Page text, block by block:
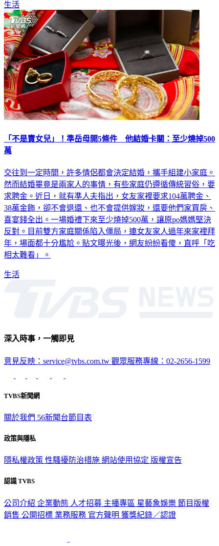
生活
「不是賣女兒」！準岳母開5條件 他結婚卡關：至少燒掉500
萬
交往到一定時間，許多情侶都會決定結婚，攜手組建小家庭。
然而結婚畢竟是兩家人的事情，有些家庭仍遵循傳統習俗，要
求聘金。近日，就有準人夫指出，女友家裡要求104萬聘金、
38萬金飾，卻不會退還、也不會提供嫁妝，還要他們家買房、
喜宴錢全出。一場婚禮下來至少燒掉500萬，讓原po媽媽堅決
反對。目前雙方家庭關係陷入僵局，連女友家人過年來家裡拜
年，場面都十分尷尬。貼文曝光後，網友紛紛看傻，直呼「吃
相太難看」。
生活
深入時事，一觸即見
意見反映：service@tvbs.com.tw 觀眾服務專線：02-2656-1599
TVBS新聞網
關於我們 56新聞台節目表
政策與隱私
隱私權政策 性騷擾防治措施 網站使用協定 版權宣告
認識 TVBS
公司介紹 企業動態 人才招募 主播專區 星藝象娛樂 節目版權
銷售 公開招標 業務服務 官方聲明 獲獎紀錄／認證